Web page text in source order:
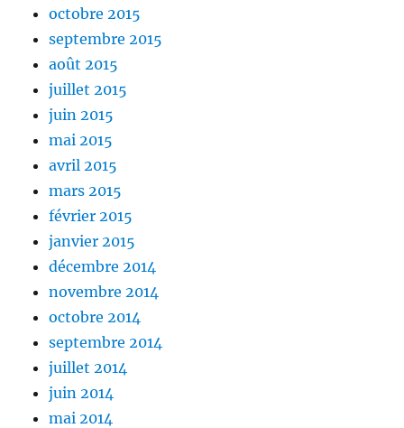
octobre 2015
septembre 2015
août 2015
juillet 2015
juin 2015
mai 2015
avril 2015
mars 2015
février 2015
janvier 2015
décembre 2014
novembre 2014
octobre 2014
septembre 2014
juillet 2014
juin 2014
mai 2014